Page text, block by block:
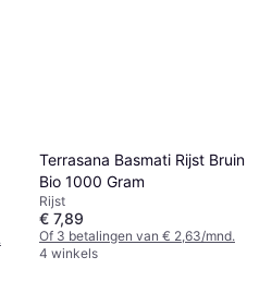
Terrasana Basmati Rijst Bruin
Bio 1000 Gram
Rijst
€ 7,89
Of 3 betalingen van € 2,63/mnd.
4 winkels